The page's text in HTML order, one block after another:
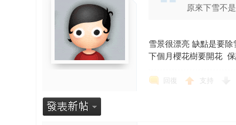
原來下雪不
雪景很漂亮 缺點是要
下個月櫻花樹要開花
回復 支持